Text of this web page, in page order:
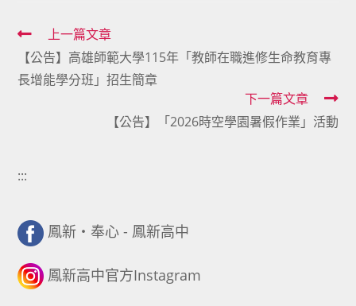
Read
more
articles
上一篇文章
【公告】高雄師範大學115年「教師在職進修生命教育專
長增能學分班」招生簡章
下一篇文章
【公告】「2026時空學園暑假作業」活動
:::
鳳新・奉心 - 鳳新高中
鳳新高中官方Instagram